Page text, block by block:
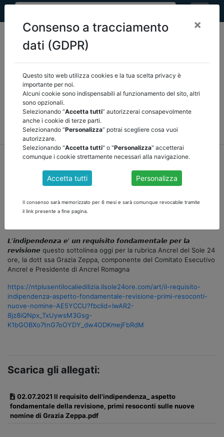
Seleziona una categoria:
COMUNICAZIONI
RASSEGNA STAMPA VEDI TUTTE
home notizie articoli ancrel/torna indietro
FONDAMENTALE DELLA REVISIONE, PRIMI
RESOCONTI SULLE NUOVE NOMINE di Grazia
𝙇'𝙞𝙣𝙙𝙞𝙥𝙚𝙣𝙙𝙚𝙣𝙯𝙖 𝙚' 𝙪𝙣 𝙧𝙚𝙦𝙪𝙞𝙨𝙞𝙩𝙤 𝙛𝙤𝙣𝙙𝙖𝙢𝙚𝙣𝙩𝙖𝙡𝙚 𝙥𝙚𝙧 𝙡𝙖
𝙧𝙚𝙫𝙞𝙨𝙞𝙤𝙣𝙚 questo sottolinea oggi per la rubrica Ancrel del Sole 24
ore, la dott ssa Grazia Zeppa, componente del Comitato Esecutivo
Ancrel e Presidente di Ancrel Romagna
https://ntplusentilocaliedilizia.ilsole24ore.com/art/il-requisito-
indipendenza-aspetto-fondamentale-revisione-primi-resoconti-
nuove-nomine-AE5YCCU?fbclid=IwAR2-
8jz8iQNpx_TxUywsM3Gsg-
K1bGOBXo7tnG7oOYDY_dw4ODKmejFbRdM
Scarica gli allegati:
02.07.2021 Il requisito dell'indipendenza_ aspetto
fondamentale della revisione, primi resoconti sulle nuove
nomine di Grazia Zeppa.pdf
Consenso a tracciamento
dati (GDPR)
×
Questo sito web utilizza cookies e la tua scelta privacy è
importante per noi.
Alcuni cookie sono indispensabili al funzionamento del sito, altri
sono opzionali.
Selezionando “Accetta tutti” autorizzerai consapevolmente
anche i cookie di terze parti.
Selezionando “Personalizza” potrai scegliere cosa vuoi
autorizzare.
Selezionando "Accetta tutti" o "Personalizza" accetterai
comunque i cookie strettamente necessari alla navigazione.
Accetta tutti Personalizza
Il consenso sarà memorizzato per 6 mesi e sarà comunque revocabile tramite
il link presente a fine pagina.